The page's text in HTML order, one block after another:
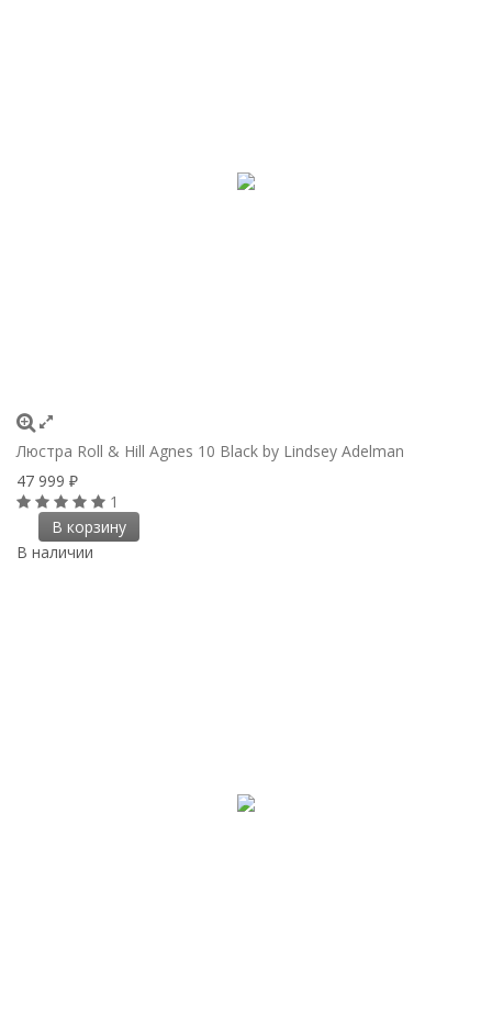
Люстра Roll & Hill Agnes 10 Black by Lindsey Adelman
47 999 ₽
1
В корзину
В наличии